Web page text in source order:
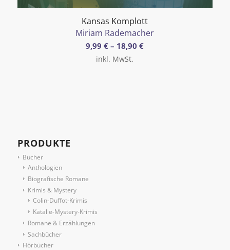
Kansas Komplott
Miriam Rademacher
9,99€ – 18,90€
inkl. MwSt.
PRODUKTE
Bücher
Anthologien
Biografische Romane
Krimis & Mystery
Colin-Duffot-Krimis
Katalie-Mystery-Krimis
Romane & Erzählungen
Sachbücher
Hörbücher